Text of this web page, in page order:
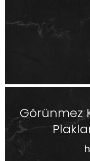
Görünmez